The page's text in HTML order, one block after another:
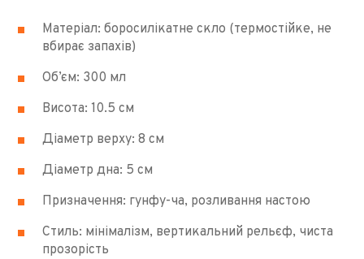
Матеріал: боросилікатне скло (термостійке, не
вбирає запахів)
Об’єм: 300 мл
Висота: 10.5 см
Діаметр верху: 8 см
Діаметр дна: 5 см
Призначення: гунфу-ча, розливання настою
Стиль: мінімалізм, вертикальний рельєф, чиста
прозорість